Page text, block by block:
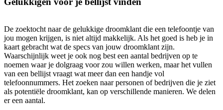
De zoektocht naar de gelukkige droomklant die een telefoontje van
jou mogen krijgen, is niet altijd makkelijk. Als het goed is heb je in
kaart gebracht wat de specs van jouw droomklant zijn.
Waarschijnlijk weet je ook nog best een aantal bedrijven op te
noemen waar je dolgraag voor zou willen werken, maar het vullen
van een bellijst vraagt wat meer dan een handje vol
telefoonnummers. Het zoeken naar personen of bedrijven die je ziet
als potentiële droomklant, kan op verschillende manieren. We delen
er een aantal.